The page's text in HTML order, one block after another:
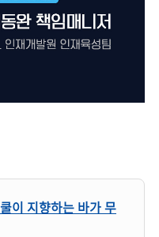
이 지향하는 바가 무